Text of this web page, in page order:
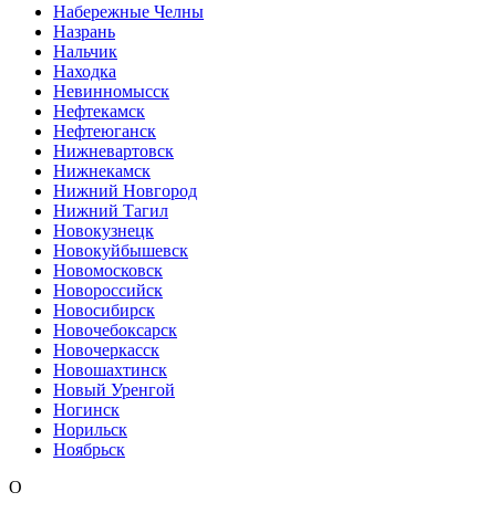
Набережные Челны
Назрань
Нальчик
Находка
Невинномысск
Нефтекамск
Нефтеюганск
Нижневартовск
Нижнекамск
Нижний Новгород
Нижний Тагил
Новокузнецк
Новокуйбышевск
Новомосковск
Новороссийск
Новосибирск
Новочебоксарск
Новочеркасск
Новошахтинск
Новый Уренгой
Ногинск
Норильск
Ноябрьск
О